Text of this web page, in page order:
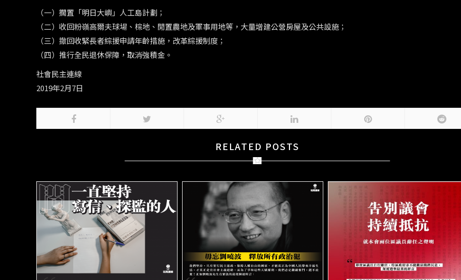
（一）擱置「明日大嶼」人工島計劃；
（二）收回粉嶺高爾夫球場、棕地、閒置農地及軍事用地等，大量增建公營房屋及公共設施；
（三）撤回收緊長者綜援申請年齡措施，改革綜援制度；
（四）推行全民退休保障，取消強積金。
社會民主連線
2019年2月7日
RELATED POSTS